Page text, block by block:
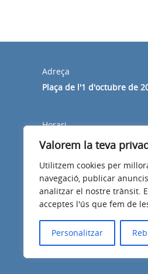
Valorem la teva
Utilitzem cookies per
navegació, publicar
analitzar el nostre trànsit.
acceptes l'ús que fem de
Personalitzar
Adreça
Plaça de l'1 d'octubre de
Horari
Dilluns a divendres de 8:30
Avís legal Política de